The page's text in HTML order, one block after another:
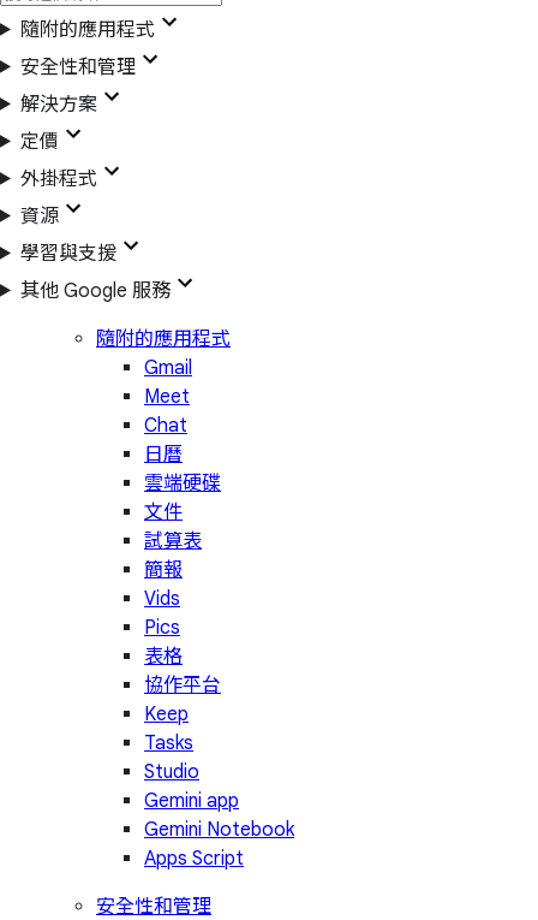
隨附的應用程式
安全性和管理
解決方案
定價
外掛程式
資源
學習與支援
其他 Google 服務
隨附的應用程式
Gmail
Meet
Chat
日曆
雲端硬碟
文件
試算表
簡報
Vids
Pics
表格
協作平台
Keep
Tasks
Studio
Gemini app
Gemini Notebook
Apps Script
安全性和管理